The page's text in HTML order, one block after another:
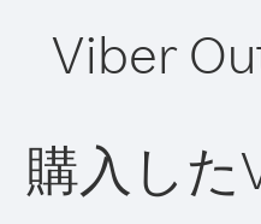
Viber
購入した